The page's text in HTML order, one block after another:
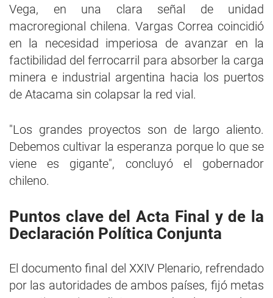
Vega, en una clara señal de unidad
macroregional chilena. Vargas Correa coincidió
en la necesidad imperiosa de avanzar en la
factibilidad del ferrocarril para absorber la carga
minera e industrial argentina hacia los puertos
de Atacama sin colapsar la red vial.
"Los grandes proyectos son de largo aliento.
Debemos cultivar la esperanza porque lo que se
viene es gigante", concluyó el gobernador
chileno.
Puntos clave del Acta Final y de la
Declaración Política Conjunta
El documento final del XXIV Plenario, refrendado
por las autoridades de ambos países, fijó metas